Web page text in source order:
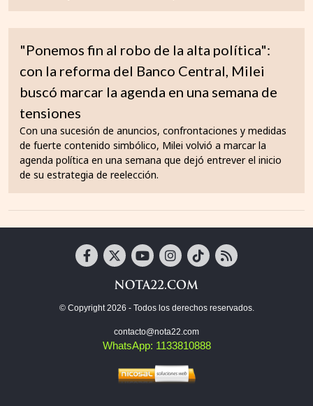
"Ponemos fin al robo de la alta política":
con la reforma del Banco Central, Milei
buscó marcar la agenda en una semana de
tensiones
Con una sucesión de anuncios, confrontaciones y medidas
de fuerte contenido simbólico, Milei volvió a marcar la
agenda política en una semana que dejó entrever el inicio
de su estrategia de reelección.
© Copyright 2026 - Todos los derechos reservados.
contacto@nota22.com
WhatsApp: 1133810888